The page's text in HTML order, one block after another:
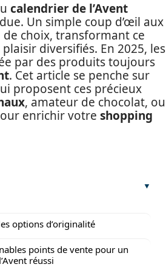
calendrier de l’Avent
Un simple coup d’œil aux
choix, transformant ce
diversifiés. En 2025, les
par des produits toujours
. Cet article se penche sur
proposent ces précieux
, amateur de chocolat, ou
enrichir votre shopping
options d’originalité
points de vente pour un
réussi